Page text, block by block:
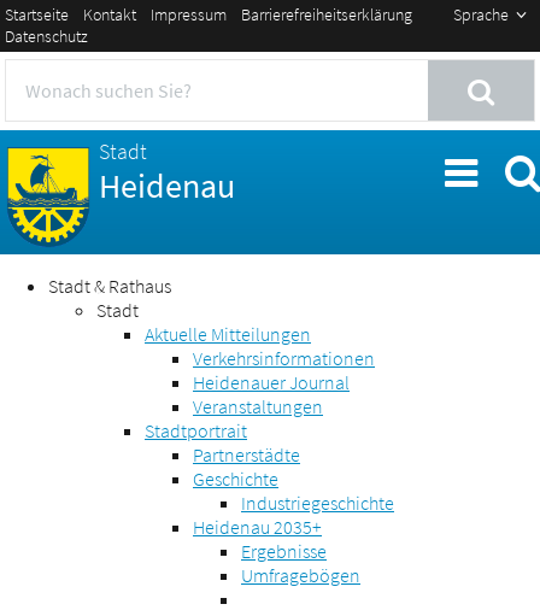
Sprache
Startseite Kontakt Impressum
Barrierefreiheitserklärung
Datenschutz
Stadt
Heidenau
Stadt & Rathaus
Stadt
Aktuelle Mitteilungen
Verkehrsinformationen
Heidenauer Journal
Veranstaltungen
Stadtportrait
Partnerstädte
Geschichte
Industriegeschichte
Heidenau 2035+
Ergebnisse
Umfragebögen